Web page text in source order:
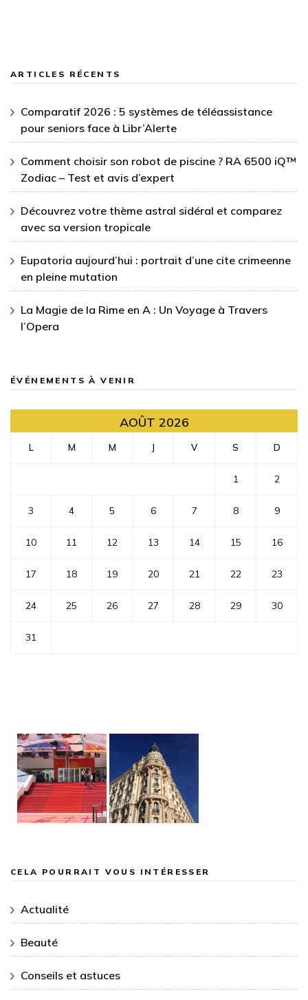
ARTICLES RÉCENTS
Comparatif 2026 : 5 systèmes de téléassistance
pour seniors face à Libr’Alerte
Comment choisir son robot de piscine ? RA 6500 iQ™
Zodiac – Test et avis d’expert
Découvrez votre thème astral sidéral et comparez
avec sa version tropicale
Eupatoria aujourd’hui : portrait d’une cite crimeenne
en pleine mutation
La Magie de la Rime en A : Un Voyage à Travers
l’Opera
ÉVÉNEMENTS À VENIR
AOÛT 2026
L M M J V S D
1 2
3 4 5 6 7 8 9
10 11 12 13 14 15 16
17 18 19 20 21 22 23
24 25 26 27 28 29 30
31
CELA POURRAIT VOUS INTÉRESSER
Actualité
Beauté
Conseils et astuces